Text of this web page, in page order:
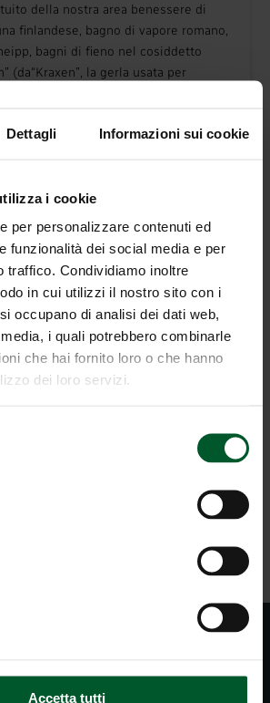
Dettagli Informazioni sui cookie
i cookie
per personalizzare contenuti ed
funzionalità dei social media e per
traffico. Condividiamo inoltre
in cui utilizzi il nostro sito con i
occupano di analisi dei dati web,
i quali potrebbero combinarle
che hai fornito loro o che hanno
dei loro servizi.
Accetta tutti
della nostra area benessere di
finlandese, bagno di vapore romano,
bagni di fieno nel cosiddetto
(da“Kraxen”, la gerla usata per
in tutte le camere
l’hotel
gratuito con asciugascarponi
- utilizzo gratuito di tutti i mezzi di
dell’Alto Adige.
rispetto alle mete più
15 km dagli impianti di risalita
e Tre Cime Dolomiti
dei giochi per i bambini